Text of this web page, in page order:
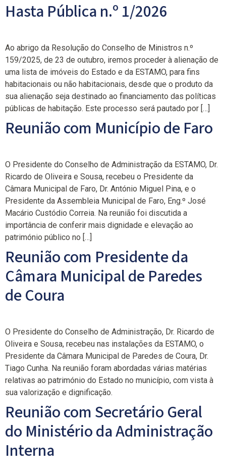
Hasta Pública n.º 1/2026
Ao abrigo da Resolução do Conselho de Ministros n.º
159/2025, de 23 de outubro, iremos proceder à alienação de
uma lista de imóveis do Estado e da ESTAMO, para fins
habitacionais ou não habitacionais, desde que o produto da
sua alienação seja destinado ao financiamento das políticas
públicas de habitação. Este processo será pautado por […]
Reunião com Município de Faro
O Presidente do Conselho de Administração da ESTAMO, Dr.
Ricardo de Oliveira e Sousa, recebeu o Presidente da
Câmara Municipal de Faro, Dr. António Miguel Pina, e o
Presidente da Assembleia Municipal de Faro, Eng.º José
Macário Custódio Correia. Na reunião foi discutida a
importância de conferir mais dignidade e elevação ao
património público no […]
Reunião com Presidente da
Câmara Municipal de Paredes
de Coura
O Presidente do Conselho de Administração, Dr. Ricardo de
Oliveira e Sousa, recebeu nas instalações da ESTAMO, o
Presidente da Câmara Municipal de Paredes de Coura, Dr.
Tiago Cunha. Na reunião foram abordadas várias matérias
relativas ao património do Estado no município, com vista à
sua valorização e dignificação.
Reunião com Secretário Geral
do Ministério da Administração
Interna